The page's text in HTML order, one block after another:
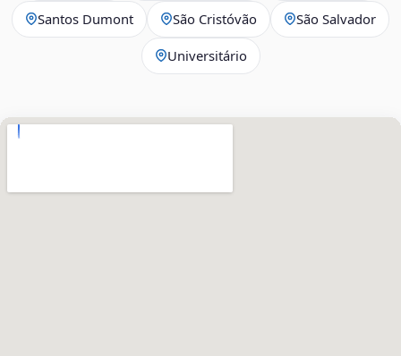
Santos Dumont São Cristóvão São Salvador
Universitário